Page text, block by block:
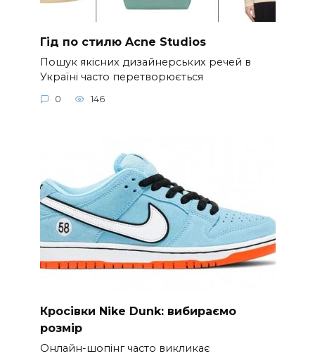
Гід по стилю Acne Studios
Пошук якісних дизайнерських речей в
Україні часто перетворюється
0 146
Кросівки Nike Dunk: вибираємо
розмір
Онлайн-шопінг часто викликає